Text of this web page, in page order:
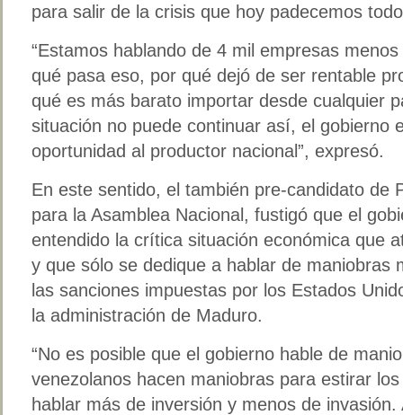
para salir de la crisis que hoy padecemos
“Estamos hablando de 4 mil empresas
qué pasa eso, por qué dejó de ser rentable
qué es más barato importar desde cualquier
situación no puede continuar así, el gobierno
oportunidad al productor nacional”, expresó.
En este sentido, el también pre-candidato de
para la Asamblea Nacional, fustigó que el
entendido la crítica situación económica que
y que sólo se dedique a hablar de maniobras
las sanciones impuestas por los Estados
la administración de Maduro.
“No es posible que el gobierno hable de
venezolanos hacen maniobras para estirar
hablar más de inversión y menos de